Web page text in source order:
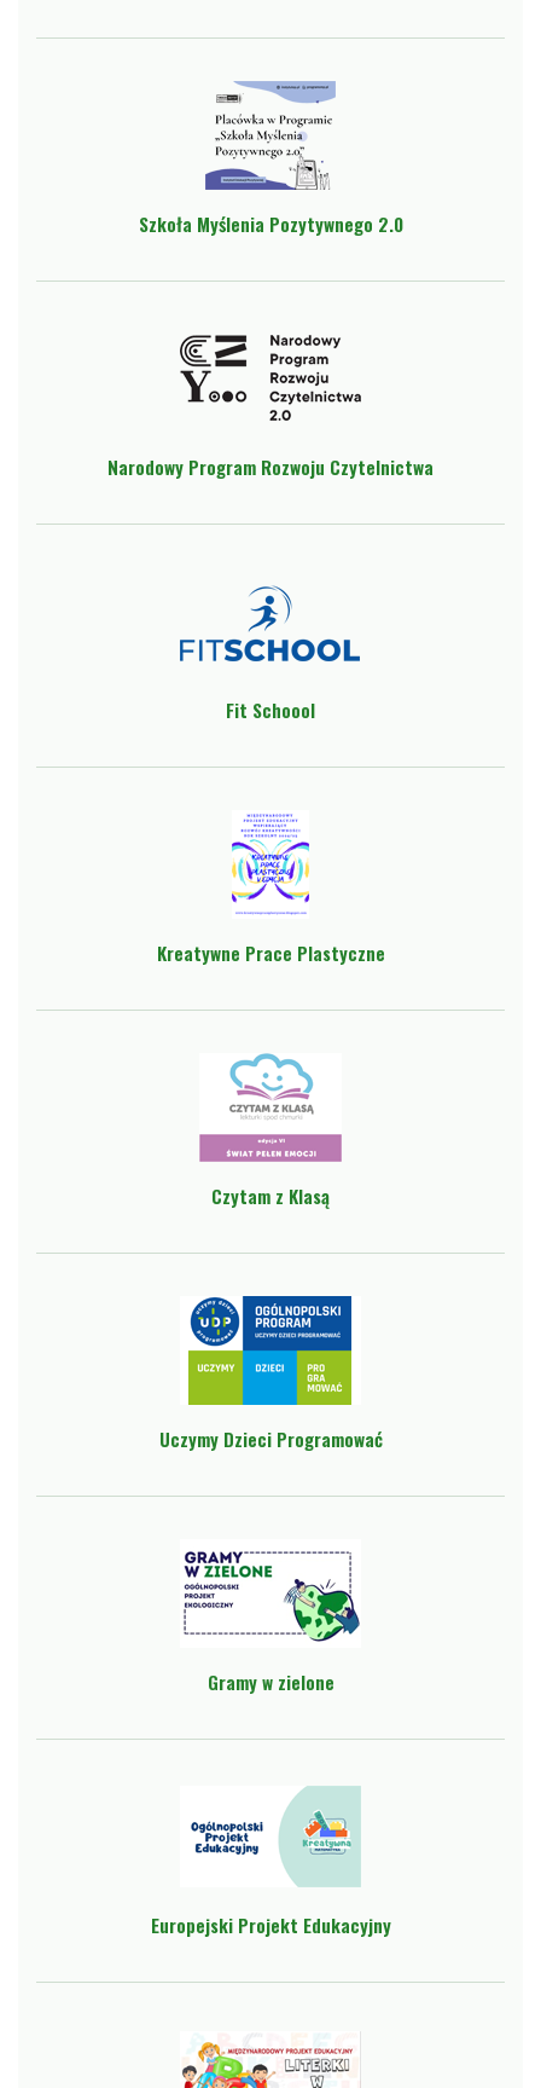
Szkoła Myślenia Pozytywnego 2.0
Narodowy Program Rozwoju Czytelnictwa
Fit Schoool
Kreatywne Prace Plastyczne
Czytam z Klasą
Uczymy Dzieci Programować
Gramy w zielone
Europejski Projekt Edukacyjny